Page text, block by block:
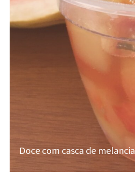
Doce com casca de melancia